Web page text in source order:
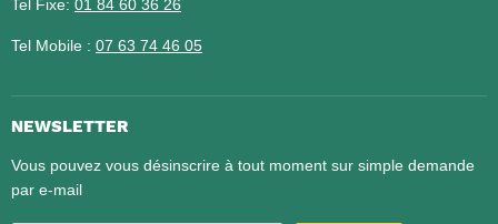
Tel Fixe: 01 84 60 36 26​​​​​​​
Tel Mobile : 07 63 74 46 05
NEWSLETTER
Vous pouvez vous désinscrire à tout moment sur simple demande
par e-mail